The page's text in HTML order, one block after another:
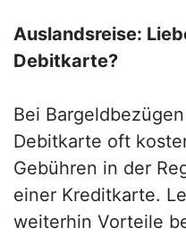
Auslandsreise:
Debitkarte?
Bei
Debitkarte oft
Gebühren in der
einer Kreditkarte.
weiterhin Vorteile